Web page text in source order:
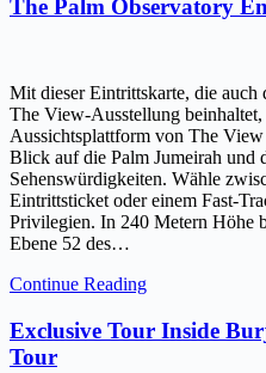
The Palm Observatory
Mit dieser Eintrittskarte, die auch
The View-Ausstellung beinhaltet,
Aussichtsplattform von The View
Blick auf die Palm Jumeirah und
Sehenswürdigkeiten. Wähle
Eintrittsticket oder einem Fast-
Privilegien. In 240 Metern Höhe
Ebene 52 des…
Continue Reading
Exclusive Tour Inside
Tour